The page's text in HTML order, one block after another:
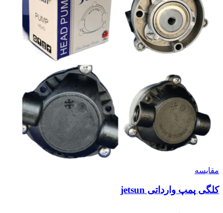
مقایسه
کلگی پمپ وارداتی jetsun